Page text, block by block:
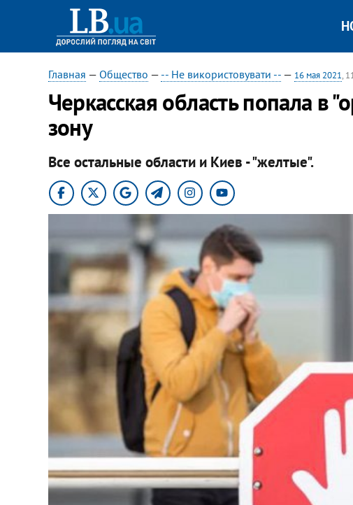
Главная — Общество — -- Не використовувати --— 16 мая 2021,
Черкасская область попала в
зону
Все остальные области и Киев - "желтые".